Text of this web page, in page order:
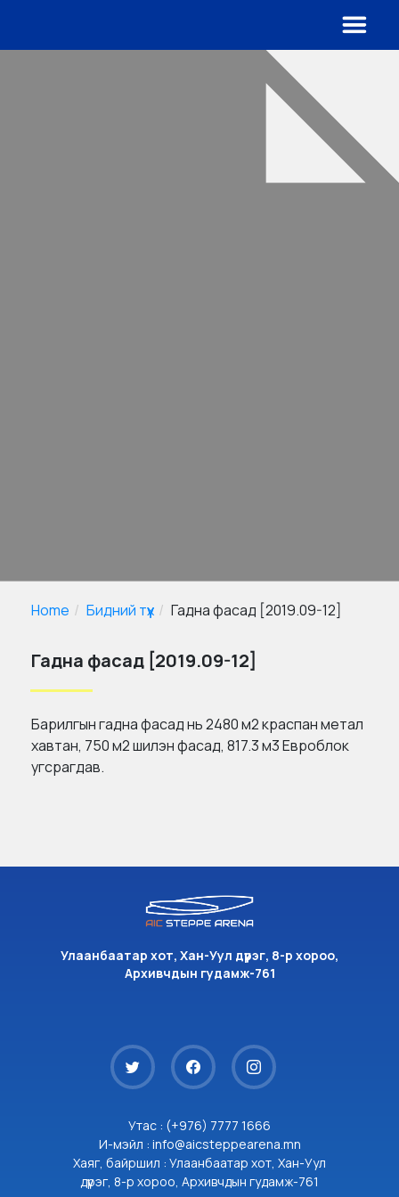
Home Бидний түүх Гадна фасад [2019.09-12]
Гадна фасад [2019.09-12]
Барилгын гадна фасад нь 2480 м2 краспан метал
хавтан, 750 м2 шилэн фасад, 817.3 м3 Евроблок
угсрагдав.
Улаанбаатар хот, Хан-Уул дүүрэг, 8-р хороо,
Архивчдын гудамж-761
Утас : (+976) 7777 1666
И-мэйл : info@aicsteppearena.mn
Хаяг, байршил : Улаанбаатар хот, Хан-Уул
дүүрэг, 8-р хороо, Архивчдын гудамж-761